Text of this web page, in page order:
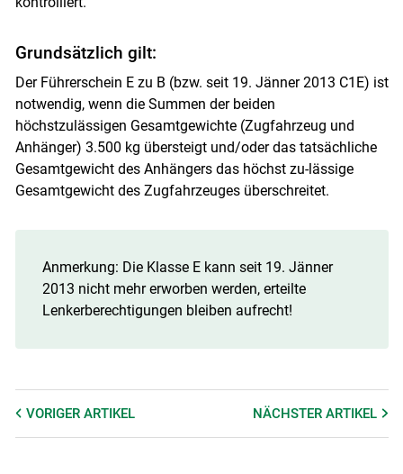
Grundsätzlich gilt:
Der Führerschein E zu B (bzw. seit 19. Jänner 2013 C1E) ist
notwendig, wenn die Summen der beiden
höchstzulässigen Gesamtgewichte (Zugfahrzeug und
Anhänger) 3.500 kg übersteigt und/oder das tatsächliche
Gesamtgewicht des Anhängers das höchst zu-lässige
Gesamtgewicht des Zugfahrzeuges überschreitet.
Anmerkung: Die Klasse E kann seit 19. Jänner
2013 nicht mehr erworben werden, erteilte
Lenkerberechtigungen bleiben aufrecht!
VORIGER ARTIKEL NÄCHSTERARTIKEL